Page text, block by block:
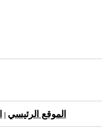
الموقع الرئيسي